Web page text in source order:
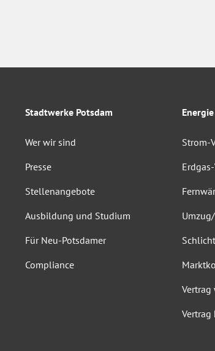
Stadtwerke Potsdam
Wer wir sind
Presse
Stellenangebote
Ausbildung und Studium
Für Neu-Potsdamer
Compliance
Energie
Strom-